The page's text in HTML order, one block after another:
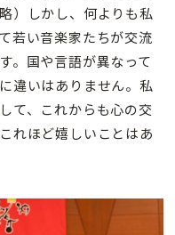
）しかし、何よりも私
若い音楽家たちが交流
。国や言語が異なって
違いはありません。私
て、これからも心の交
れほど嬉しいことはあ